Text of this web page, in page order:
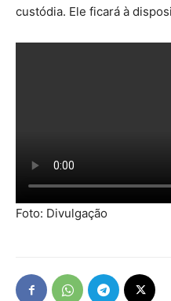
custódia. Ele ficará à
Foto: Divulgação